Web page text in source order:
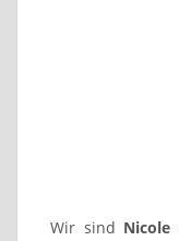
Wir sind Nicole